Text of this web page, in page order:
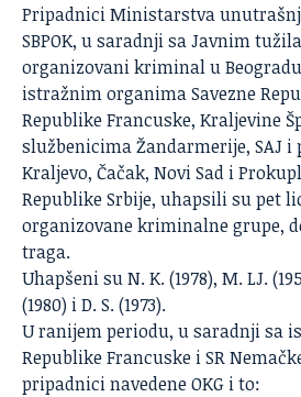
Pripadnici Ministarstva
SBPOK, u saradnji sa Javnim
organizovani kriminal u
istražnim organima Savezne
Republike Francuske, Kraljevine
službenicima Žandarmerije, SAJ
Kraljevo, Čačak, Novi Sad i
Republike Srbije, uhapsili su pet
organizovane kriminalne grupe,
traga.
Uhapšeni su N. K. (1978), M. LJ.
(1980) i D. S. (1973).
U ranijem periodu, u saradnji sa
Republike Francuske i SR
pripadnici navedene OKG i to: